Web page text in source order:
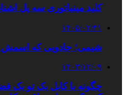
کلید مینیاتوری سه پل
۱۴۰۵/۰۲/۳۱
شیمی؛ جادویی که اسمش
۱۴۰۳/۱۲/۰۹
چگونه با کابل بک تو بک